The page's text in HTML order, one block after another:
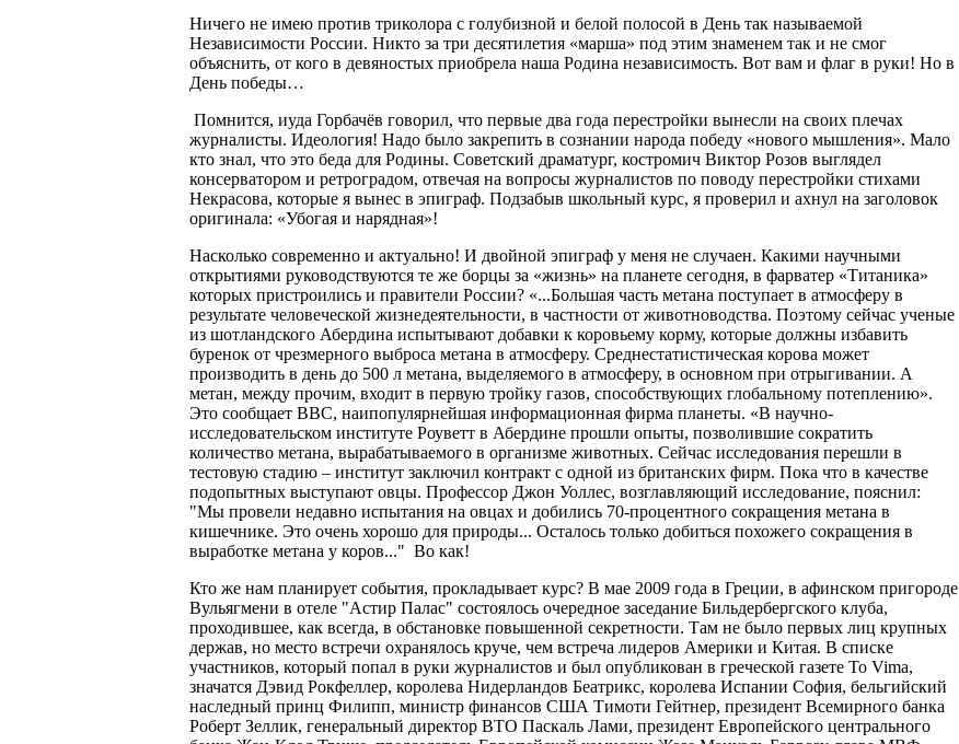
Ничего не имею против триколора с голубизной и белой полосой в День так называемой
Независимости России. Никто за три десятилетия «марша» под этим знаменем так и не смог
объяснить, от кого в девяностых приобрела наша Родина независимость. Вот вам и флаг в руки! Но в
День победы…
Помнится, иуда Горбачёв говорил, что первые два года перестройки вынесли на своих плечах
журналисты. Идеология! Надо было закрепить в сознании народа победу «нового мышления». Мало
кто знал, что это беда для Родины. Советский драматург, костромич Виктор Розов выглядел
консерватором и ретроградом, отвечая на вопросы журналистов по поводу перестройки стихами
Некрасова, которые я вынес в эпиграф. Подзабыв школьный курс, я проверил и ахнул на заголовок
оригинала: «Убогая и нарядная»!
Насколько современно и актуально! И двойной эпиграф у меня не случаен. Какими научными
открытиями руководствуются те же борцы за «жизнь» на планете сегодня, в фарватер «Титаника»
которых пристроились и правители России? «...Большая часть метана поступает в атмосферу в
результате человеческой жизнедеятельности, в частности от животноводства. Поэтому сейчас ученые
из шотландского Абердина испытывают добавки к коровьему корму, которые должны избавить
буренок от чрезмерного выброса метана в атмосферу. Среднестатистическая корова может
производить в день до 500 л метана, выделяемого в атмосферу, в основном при отрыгивании. А
метан, между прочим, входит в первую тройку газов, способствующих глобальному потеплению».
Это сообщает ВВС, наипопулярнейшая информационная фирма планеты. «В научно-
исследовательском институте Роуветт в Абердине прошли опыты, позволившие сократить
количество метана, вырабатываемого в организме животных. Сейчас исследования перешли в
тестовую стадию – институт заключил контракт с одной из британских фирм. Пока что в качестве
подопытных выступают овцы. Профессор Джон Уоллес, возглавляющий исследование, пояснил:
"Мы провели недавно испытания на овцах и добились 70-процентного сокращения метана в
кишечнике. Это очень хорошо для природы... Осталось только добиться похожего сокращения в
выработке метана у коров..." Во как!
Кто же нам планирует события, прокладывает курс? В мае 2009 года в Греции, в афинском пригороде
Вульягмени в отеле "Астир Палас" состоялось очередное заседание Бильдербергского клуба,
проходившее, как всегда, в обстановке повышенной секретности. Там не было первых лиц крупных
держав, но место встречи охранялось круче, чем встреча лидеров Америки и Китая. В списке
участников, который попал в руки журналистов и был опубликован в греческой газете To Vima,
значатся Дэвид Рокфеллер, королева Нидерландов Беатрикс, королева Испании София, бельгийский
наследный принц Филипп, министр финансов США Тимоти Гейтнер, президент Всемирного банка
Роберт Зеллик, генеральный директор ВТО Паскаль Лами, президент Европейского центрального